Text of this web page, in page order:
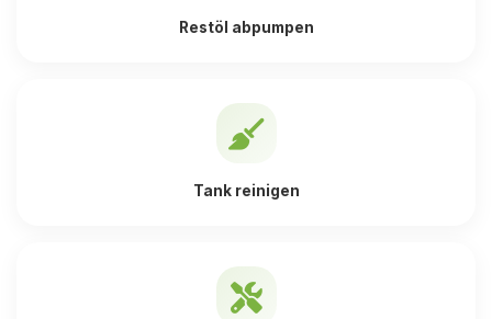
Restöl abpumpen
Tank reinigen